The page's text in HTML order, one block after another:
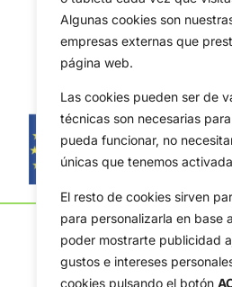
Algunas cookies son
empresas externas que
página web.
Las cookies pueden ser de
técnicas son necesarias
pueda funcionar, no
únicas que tenemos
El resto de cookies sirven
para personalizarla en base
poder mostrarte publicidad
gustos e intereses
cookies pulsando el botón